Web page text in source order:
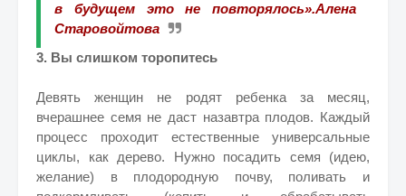
в будущем это не повторялось».Алена
Старовойтова
3. Вы слишком торопитесь
Девять женщин не родят ребенка за месяц,
вчерашнее семя не даст назавтра плодов. Каждый
процесс проходит естественные универсальные
циклы, как дерево. Нужно посадить семя (идею,
желание) в плодородную почву, поливать и